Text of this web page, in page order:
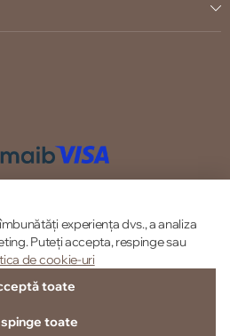
– 2026 ECOM
experiența dvs., a analiza
Puteți accepta, respinge sau
de cookie-uri
toate
toate